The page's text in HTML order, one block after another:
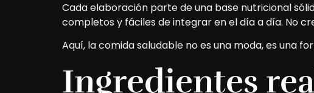
Cada elaboración parte de una base nutricional
completos y fáciles de integrar en el día a día. No
Aquí, la comida saludable no es una moda, es una
Ingredientes